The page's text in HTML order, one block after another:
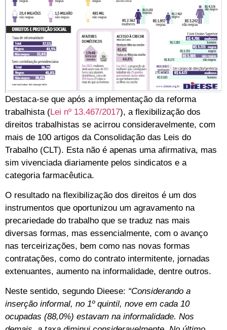
Destaca-se que após a implementação da reforma
trabalhista (Lei nº 13.467/2017), a flexibilização dos
direitos trabalhistas se acirrou consideravelmente, com
mais de 100 artigos da Consolidação das Leis do
Trabalho (CLT). Esta não é apenas uma afirmativa, mas
sim vivenciada diariamente pelos sindicatos e a
categoria farmacêutica.
O resultado na flexibilização dos direitos é um dos
instrumentos que oportunizou um agravamento na
precariedade do trabalho que se traduz nas mais
diversas formas, mas essencialmente, com o avanço
nas terceirizações, bem como nas novas formas
contratações, como do contrato intermitente, jornadas
extenuantes, aumento na informalidade, dentre outros.
Neste sentido, segundo Dieese: “Considerando a
inserção informal, no 1º quintil, nove em cada 10
ocupadas (88,0%) estavam na informalidade. Nos